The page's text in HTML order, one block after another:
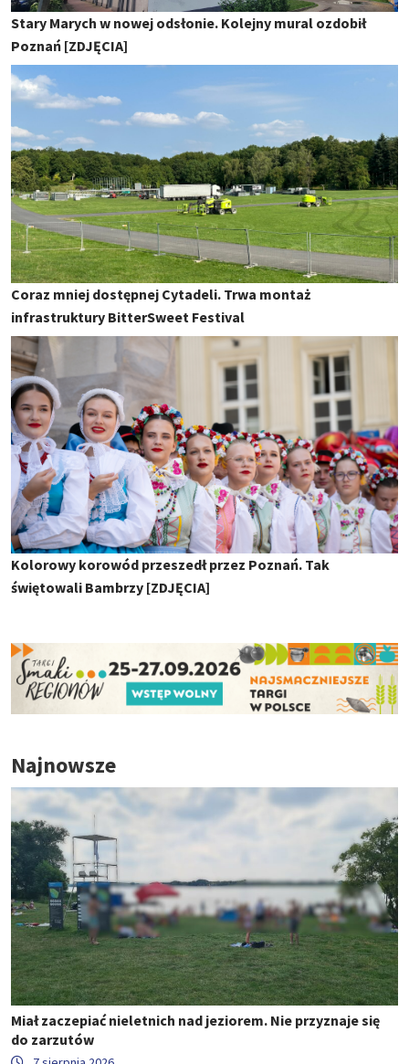
Stary Marych w nowej odsłonie. Kolejny mural ozdobił
Poznań [ZDJĘCIA]
Coraz mniej dostępnej Cytadeli. Trwa montaż
infrastruktury BitterSweet Festival
Kolorowy korowód przeszedł przez Poznań. Tak
świętowali Bambrzy [ZDJĘCIA]
Najnowsze
Miał zaczepiać nieletnich nad jeziorem. Nie przyznaje się
do zarzutów